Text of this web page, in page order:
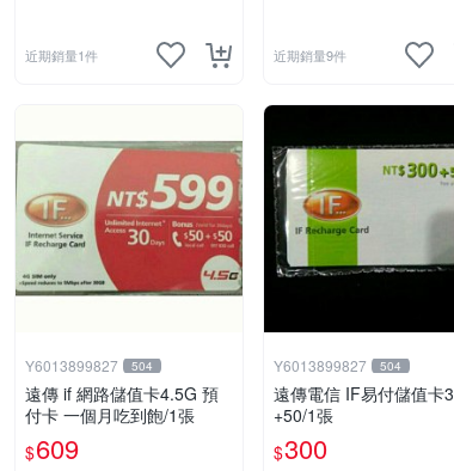
近期銷量1件 近期銷量9件
Y6013899827 504
遠傳 if 網路儲值卡4.5G 預
付卡 一個月吃到飽/1張
$609
Y6013899827 504
遠傳電信 IF易付儲值卡
+50/1張
$300